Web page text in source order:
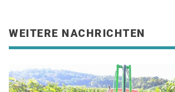
WEITERE NACHRICHTEN